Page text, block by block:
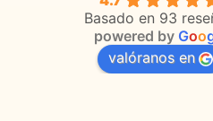
Basado en 93
powered by Goo
valóranos en
orientaciones